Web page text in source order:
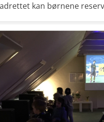
kan børnene